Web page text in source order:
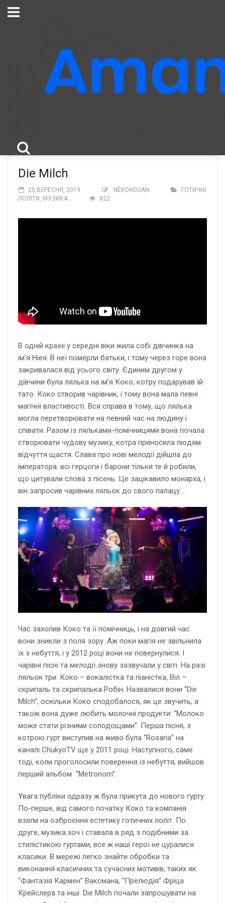
Die Milch
25 ВЕРЕСНЯ, 2019 NEKONOSAN
ГОТИЧНІ
ЛОЛІТИ , МУЗИКА 822
В одній країні у середні віки жила собі дівчинка на
ім’я Ніея. В неї померли батьки, і тому через горе вона
закривалася від усього світу. Єдиним другом у
дівчини була лялька на ім’я Коко, котру подарував їй
тато. Коко створив чарівник, і тому вона мала певні
магічні властивості. Вся справа в тому, що лялька
могла перетворювати на певний час на людину і
співати. Разом із ляльками-помічницями вона почала
створювати чудову музику, котра приносила людям
відчуття щастя. Слава про нові мелодії дійшла до
імператора: всі герцоги і барони тільки те й робили,
що цитували слова з пісень. Це зацікавило монарха, і
він запросив чарівних ляльок до свого палацу….
Час захопив Коко та її помічниць, і на довгий час
вони зникли з поля зору. Аж поки магія не звільнила
їх з небуття, і у 2012 році вони не повернулися. І
чарівні пісні та мелодії знову зазвучали у світі. На разі
ляльок три: Коко – вокалістка та піаністка, Віл –
скрипаль та скрипалька Робін. Назвалися вони “Die
Milch”, оскільки Коко сподобалося, як це звучить, а
також вона дуже любить молочні продукти: “Молоко
може стати різними солодощами”. Перша пісня, з
котрою гурт виступив на живо була “Rosaria” на
каналі ChukyoTV ще у 2011 році. Наступного, саме
тоді, коли проголосили поверення із небуття, вийшов
перший альбом “Metronom”.
Увага публіки одразу ж була прикута до нового гурту.
По-перше, від самого початку Коко та компанія
взяли на озброєння естетику готичних лоліт. По
друге, музика хоч і ставала в ряд з подібними за
стилістикою гуртами, все ж наші герої не цуралися
класики. В мережі легко знайти обробки та
виконання класичних та сучасних мотивів, таких як
“Фантазія Кармен” Ваксмана, “Прелюдія” Фріца
Крейслера та інші. Die Milch почали запрошувати на